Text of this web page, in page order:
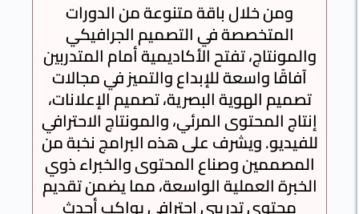
ومن خلال باقة متنوعة من الدورات
المتخصصة في التصميم الجرافيكي
والمونتاج، تفتح الأكاديمية أمام المتدربين
آفاقًا واسعة للإبداع والتميز في مجالات
تصميم الهوية البصرية، تصميم الإعلانات،
إنتاج المحتوى المرئي، والمونتاج الاحترافي
للفيديو. ويشرف على هذه البرامج نخبة من
المصممين وصناع المحتوى والخبراء ذوي
الخبرة العملية الواسعة، مما يضمن تقديم
محتوى تدريبي احترافي يواكب أحدث